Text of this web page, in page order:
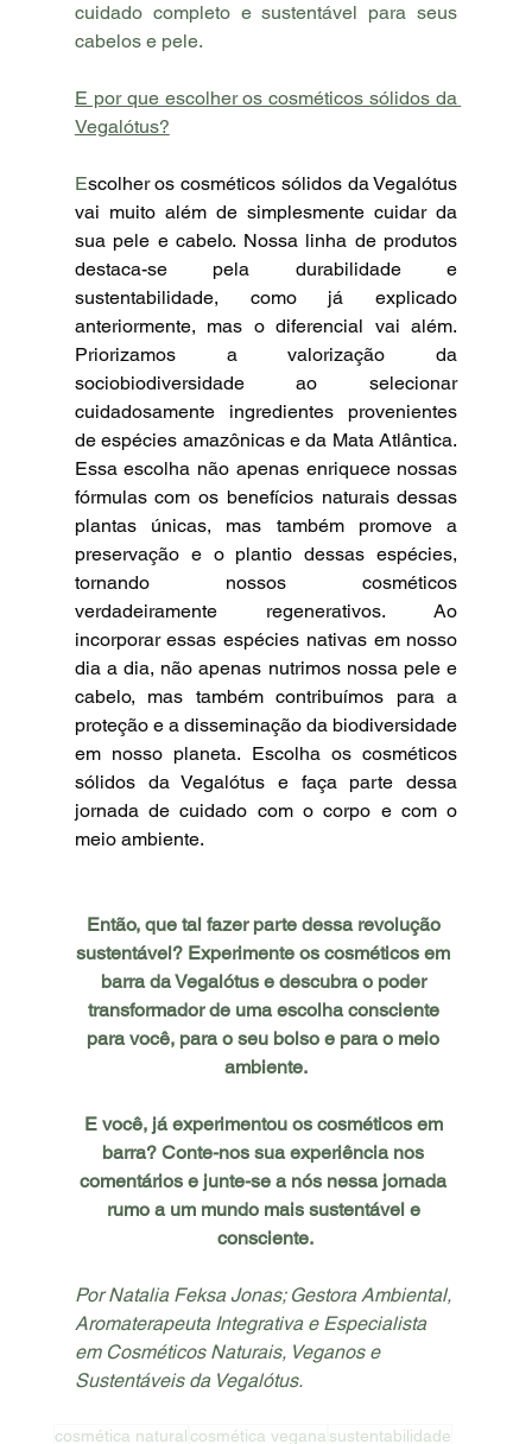
cuidado completo e sustentável para seus
cabelos e pele.
E por que escolher os cosméticos sólidos da
Vegalótus?
Escolher os cosméticos sólidos da Vegalótus
vai muito além de simplesmente cuidar da
sua pele e cabelo. Nossa linha de produtos
destaca-se pela durabilidade e
sustentabilidade, como já explicado
anteriormente, mas o diferencial vai além.
Priorizamos a valorização da
sociobiodiversidade ao selecionar
cuidadosamente ingredientes provenientes
de espécies amazônicas e da Mata Atlântica.
Essa escolha não apenas enriquece nossas
fórmulas com os benefícios naturais dessas
plantas únicas, mas também promove a
preservação e o plantio dessas espécies,
tornando nossos cosméticos
verdadeiramente regenerativos. Ao
incorporar essas espécies nativas em nosso
dia a dia, não apenas nutrimos nossa pele e
cabelo, mas também contribuímos para a
proteção e a disseminação da biodiversidade
em nosso planeta. Escolha os cosméticos
sólidos da Vegalótus e faça parte dessa
jornada de cuidado com o corpo e com o
meio ambiente.
Então, que tal fazer parte dessa revolução
sustentável? Experimente os cosméticos em
barra da Vegalótus e descubra o poder
transformador de uma escolha consciente
para você, para o seu bolso e para o meio
ambiente.
E você, já experimentou os cosméticos em
barra? Conte-nos sua experiência nos
comentários e junte-se a nós nessa jornada
rumo a um mundo mais sustentável e
consciente.
Por Natalia Feksa Jonas; Gestora Ambiental,
Aromaterapeuta Integrativa e Especialista
em Cosméticos Naturais, Veganos e
Sustentáveis da Vegalótus.
cosmética naturalcosmética vegana sustentabilidade